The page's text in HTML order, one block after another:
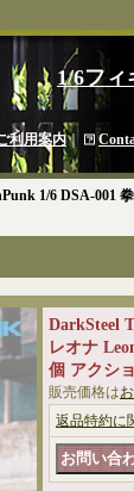
1/6フ
利用案内｜
1/6 DSA-001
DarkSteel
レオナ
個 アクシ
販売価格は
返品特約に